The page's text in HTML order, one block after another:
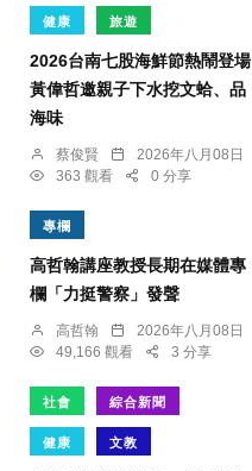
健康 旅遊
2026台南七股海鮮節熱鬧登場
黃偉哲邀親子下水挖文蛤、品
海味
蔡俊賢
2026年八月08日
363 觀看
0 分享
專欄
高哲翰講座教授長期在媒體專
欄「力挺警察」發聲
高哲翰
2026年八月08日
49,166 觀看
3 分享
社會 綜合新聞
健康 文教